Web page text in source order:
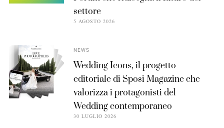
settore
5 AGOSTO 2026
NEWS
Wedding Icons, il progetto
editoriale di Sposi Magazine che
valorizza i protagonisti del
Wedding contemporaneo
30 LUGLIO 2026